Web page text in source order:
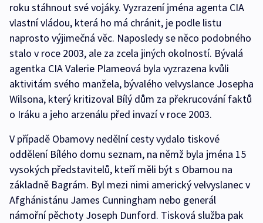
roku stáhnout své vojáky. Vyzrazení jména agenta CIA
vlastní vládou, která ho má chránit, je podle listu
naprosto výjimečná věc. Naposledy se něco podobného
stalo v roce 2003, ale za zcela jiných okolností. Bývalá
agentka CIA Valerie Plameová byla vyzrazena kvůli
aktivitám svého manžela, bývalého velvyslance Josepha
Wilsona, který kritizoval Bílý dům za překrucování faktů
o Iráku a jeho arzenálu před invazí v roce 2003.
V případě Obamovy nedělní cesty vydalo tiskové
oddělení Bílého domu seznam, na němž byla jména 15
vysokých představitelů, kteří měli být s Obamou na
základně Bagrám. Byl mezi nimi americký velvyslanec v
Afghánistánu James Cunningham nebo generál
námořní pěchoty Joseph Dunford. Tisková služba pak